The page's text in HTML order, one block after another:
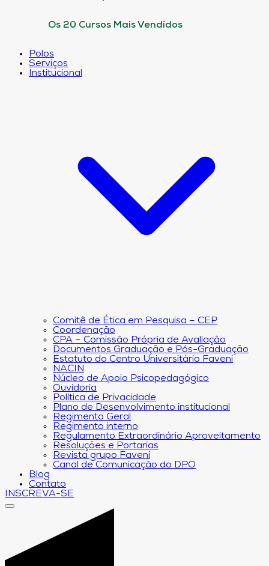
Os 20 Cursos Mais Vendidos
Polos
Serviços
Institucional
Comitê de Ética em Pesquisa – CEP
Coordenação
CPA – Comissão Própria de Avaliação
Documentos Graduação e Pós-Graduação
Estatuto do Centro Universitário Faveni
NACIN
Núcleo de Apoio Psicopedagógico
Ouvidoria
Política de Privacidade
Plano de Desenvolvimento institucional
Regimento Geral
Regimento interno
Regulamento Extraordinário Aproveitamento
Resoluções e Portarias
Revista grupo Faveni
Canal de Comunicação do DPO
Blog
Contato
INSCREVA-SE